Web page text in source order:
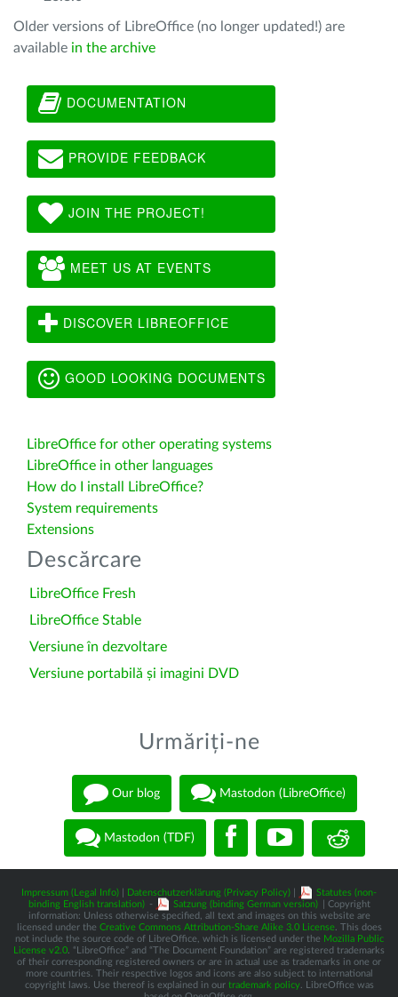
Older versions of LibreOffice (no longer updated!) are
available in the archive
DOCUMENTATION
PROVIDE FEEDBACK
JOIN THE PROJECT!
MEET US AT EVENTS
DISCOVER LIBREOFFICE
GOOD LOOKING DOCUMENTS
LibreOffice for other operating systems
LibreOffice in other languages
How do I install LibreOffice?
System requirements
Extensions
Descărcare
LibreOffice Fresh
LibreOffice Stable
Versiune în dezvoltare
Versiune portabilă și imagini DVD
Urmăriți-ne
Our blog Mastodon (LibreOffice)
Mastodon (TDF)
Impressum (Legal Info) Datenschutzerklärung (Privacy Policy)
Statutes (non-
binding English translation) - Satzung (binding German version)
| Copyright
information: Unless otherwise specified, all text and images on this website are
licensed under the Creative Commons Attribution-Share Alike 3.0 License. This does
not include the source code of LibreOffice, which is licensed under the Mozilla Public
License v2.0 . “LibreOffice” and “The Document Foundation” are registered trademarks
of their corresponding registered owners or are in actual use as trademarks in one or
more countries. Their respective logos and icons are also subject to international
copyright laws. Use thereof is explained in our trademark policy. LibreOffice was